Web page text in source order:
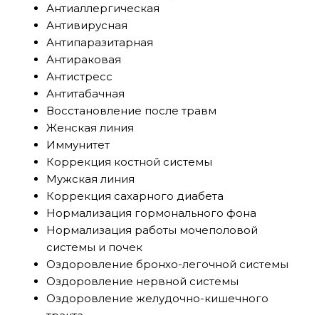
Антиаллергическая
Антивирусная
Антипаразитарная
Антираковая
Антистресс
Антитабачная
Восстановление после травм
Женская линия
Иммунитет
Коррекция костной системы
Мужская линия
Коррекция сахарного диабета
Нормализация гормонального фона
Нормализация работы мочеполовой
системы и почек
Оздоровление бронхо-легочной системы
Оздоровление нервной системы
Оздоровление желудочно-кишечного